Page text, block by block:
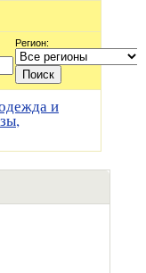
Регион:
и